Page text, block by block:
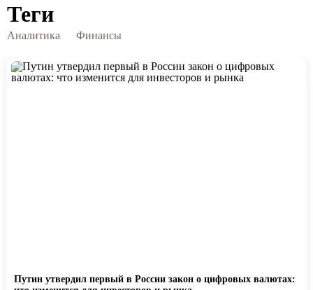
Теги
Аналитика Финансы
Путин утвердил первый в России закон о цифровых валютах: